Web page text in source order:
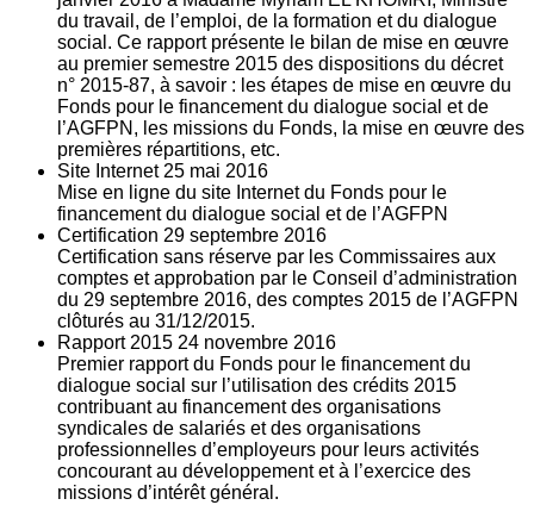
du travail, de l’emploi, de la formation et du dialogue
social. Ce rapport présente le bilan de mise en œuvre
au premier semestre 2015 des dispositions du décret
n° 2015-87, à savoir : les étapes de mise en œuvre du
Fonds pour le financement du dialogue social et de
l’AGFPN, les missions du Fonds, la mise en œuvre des
premières répartitions, etc.
Site Internet 25 mai 2016
Mise en ligne du site Internet du Fonds pour le
financement du dialogue social et de l’AGFPN
Certification 29 septembre 2016
Certification sans réserve par les Commissaires aux
comptes et approbation par le Conseil d’administration
du 29 septembre 2016, des comptes 2015 de l’AGFPN
clôturés au 31/12/2015.
Rapport 2015 24 novembre 2016
Premier rapport du Fonds pour le financement du
dialogue social sur l’utilisation des crédits 2015
contribuant au financement des organisations
syndicales de salariés et des organisations
professionnelles d’employeurs pour leurs activités
concourant au développement et à l’exercice des
missions d’intérêt général.